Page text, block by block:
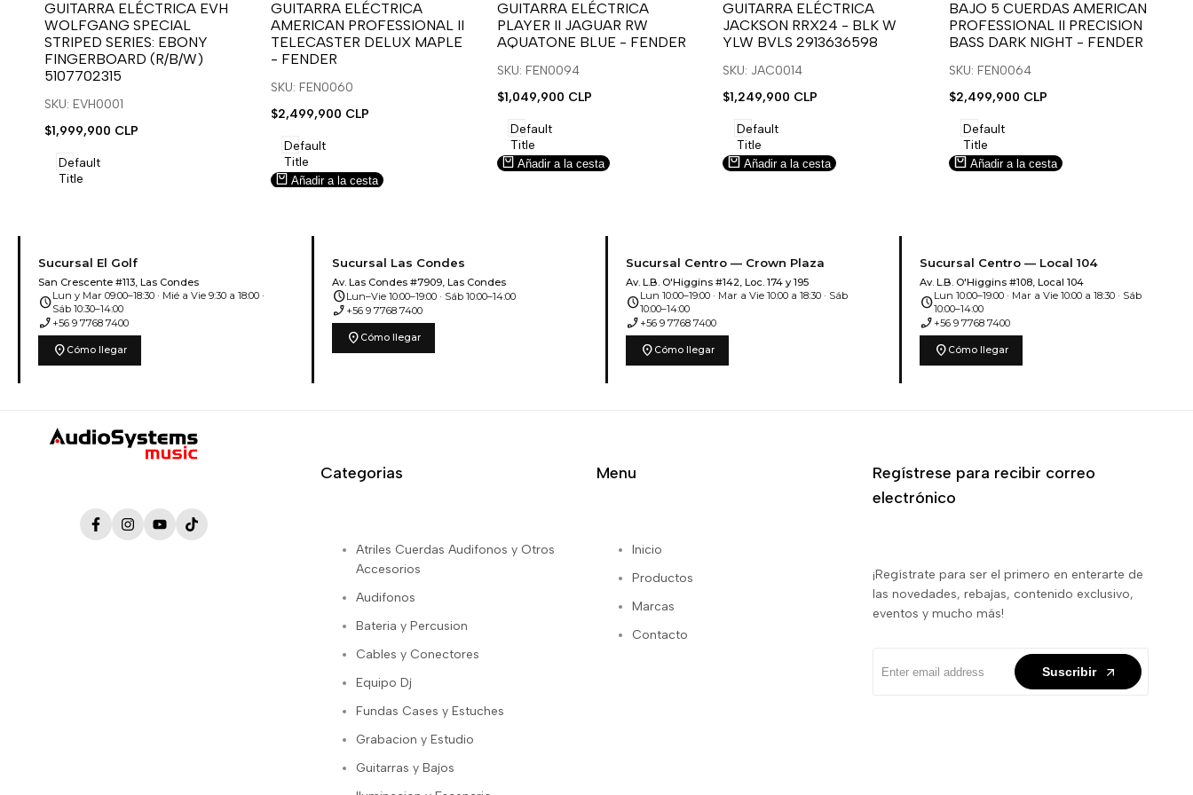
para
usar
la
lista
de
deseos.
para
usar
Compare
GUITARRA ELÉCTRICA EVH
WOLFGANG SPECIAL
STRIPED SERIES: EBONY
FINGERBOARD (R/B/W)
5107702315
SKU: EVH0001
Precio
venta
$1,999,900 CLP
Default
Title
para
usar
la
lista
de
para
usar
Compare
GUITARRA ELÉCTRICA
AMERICAN PROFESSIONAL II
TELECASTER DELUX MAPLE
- FENDER
SKU: FEN0060
Precio
venta
$2,499,900 CLP
Default
Title
Añadir a la cesta
para
usar
la
lista
deseos.
para
usar
Compare
GUITARRA ELÉCTRICA
PLAYER II JAGUAR RW
AQUATONE BLUE - FENDER
SKU: FEN0094
Precio
venta
$1,049,900 CLP
Default
Title
Añadir a la cesta
para
usar
la
lista
deseos.
para
usar
Compare
GUITARRA ELÉCTRICA
JACKSON RRX24 - BLK W
YLW BVLS 2913636598
SKU: JAC0014
Precio
venta
$1,249,900 CLP
Default
Title
Añadir a la cesta
para
usar
la
lista
deseos.
para
usar
Compare
BAJO 5 CUERDAS AMERICAN
PROFESSIONAL II PRECISION
BASS DARK NIGHT - FENDER
SKU: FEN0064
Precio
venta
$2,499,900 CLP
Default
Title
Añadir a la cesta
Sucursal El Golf
San Crescente #113, Las Condes
scheduleLun y Mar 09:00–18:30 · Mié a Vie 9:30 a 18:00 ·
Sáb 10:30–14:00
phone_enabled +56 9 7768 7400
location_on Cómo llegar
Sucursal Las Condes
Av. Las Condes #7909, Las Condes
scheduleLun–Vie 10:00–19:00 · Sáb 10:00–14:00
phone_enabled +56 9 7768 7400
location_on Cómo llegar
Sucursal Centro — Crown Plaza
Av. L.B. O'Higgins #142, Loc. 174 y 195
scheduleLun 10:00–19:00 · Mar a Vie 10:00 a 18:30 · Sáb
10:00–14:00
phone_enabled +56 9 7768 7400
location_on Cómo llegar
Sucursal Centro — Local 104
Av. L.B. O'Higgins #108, Local 104
scheduleLun 10:00–19:00 · Mar a Vie 10:00 a 18:30 · Sáb
10:00–14:00
phone_enabled +56 9 7768 7400
location_on Cómo llegar
FacebookInstagramYouTubeTikTok
Categorias
Atriles Cuerdas Audifonos y Otros
Accesorios
Audifonos
Bateria y Percusion
Cables y Conectores
Equipo Dj
Fundas Cases y Estuches
Grabacion y Estudio
Guitarras y Bajos
Menu
Inicio
Productos
Marcas
Contacto
Regístrese para recibir correo
electrónico
¡Regístrate para ser el primero en enterarte de
las novedades, rebajas, contenido exclusivo,
eventos y mucho más!
Suscribir